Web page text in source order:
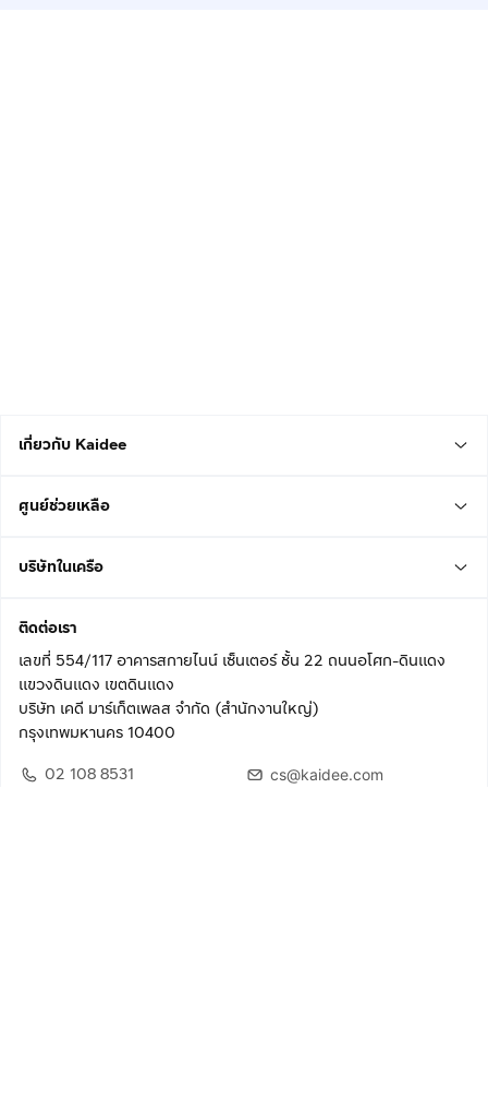
เกี่ยวกับ Kaidee
ศูนย์ช่วยเหลือ
บริษัทในเครือ
ติดต่อเรา
เลขที่ 554/117 อาคารสกายไนน์ เซ็นเตอร์ ชั้น 22 ถนนอโศก-ดินแดง
แขวงดินแดง เขตดินแดง
บริษัท เคดี มาร์เก็ตเพลส จำกัด (สำนักงานใหญ่)
กรุงเทพมหานคร 10400
02 108 8531
cs@kaidee.com